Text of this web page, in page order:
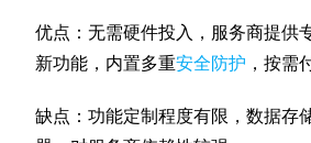
优点：无需硬件投入，服务商提供
新功能，内置多重安全防护 ，按需
缺点：功能定制程度有限，数据存